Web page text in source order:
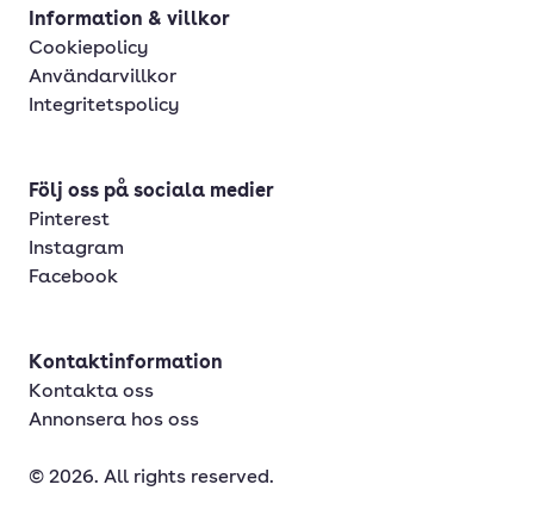
Information & villkor
Cookiepolicy
Användarvillkor
Integritetspolicy
Följ oss på sociala medier
Pinterest
Instagram
Facebook
Kontaktinformation
Kontakta oss
Annonsera hos oss
© 2026. All rights reserved.